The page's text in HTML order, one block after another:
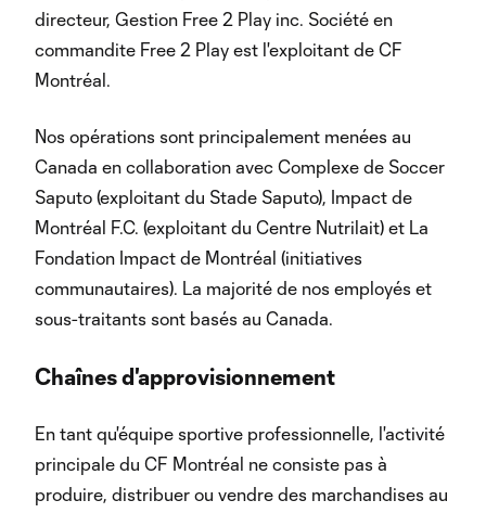
directeur, Gestion Free 2 Play inc. Société en
commandite Free 2 Play est l'exploitant de CF
Montréal.
Nos opérations sont principalement menées au
Canada en collaboration avec Complexe de Soccer
Saputo (exploitant du Stade Saputo), Impact de
Montréal F.C. (exploitant du Centre Nutrilait) et La
Fondation Impact de Montréal (initiatives
communautaires). La majorité de nos employés et
sous-traitants sont basés au Canada.
Chaînes d'approvisionnement
En tant qu'équipe sportive professionnelle, l'activité
principale du CF Montréal ne consiste pas à
produire, distribuer ou vendre des marchandises au